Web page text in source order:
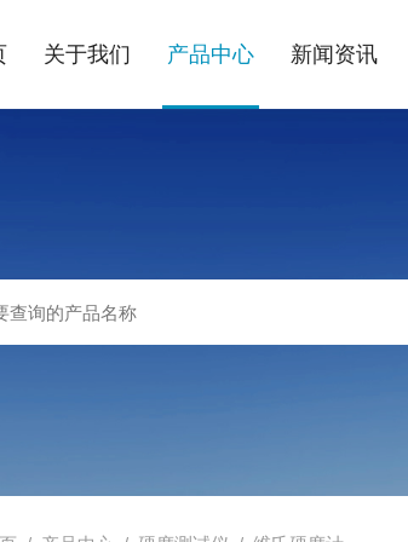
关于我们 产品中心 新闻资讯